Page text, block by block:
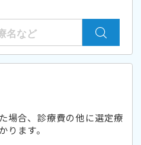
場合、診療費の他に選定療
ります。